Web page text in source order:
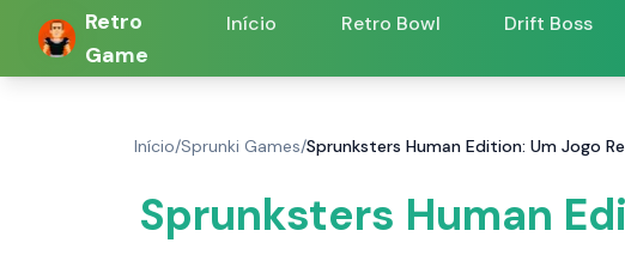
Retro
Game
Início Retro Bowl Drift Boss
Início/Sprunki Games/Sprunksters Human Edition: Um Jogo
Sprunksters Human